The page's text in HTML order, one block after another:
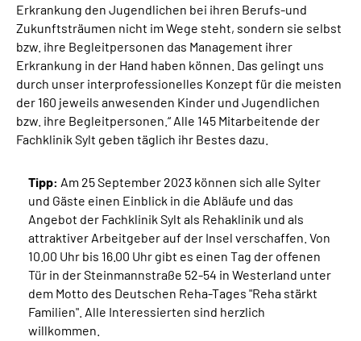
Erkrankung den Jugendlichen bei ihren Berufs-und
Zukunftsträumen nicht im Wege steht, sondern sie selbst
bzw. ihre Begleitpersonen das Management ihrer
Erkrankung in der Hand haben können. Das gelingt uns
durch unser interprofessionelles Konzept für die meisten
der 160 jeweils anwesenden Kinder und Jugendlichen
bzw. ihre Begleitpersonen.“ Alle 145 Mitarbeitende der
Fachklinik Sylt geben täglich ihr Bestes dazu.
Tipp: Am 25 September 2023 können sich alle Sylter
und Gäste einen Einblick in die Abläufe und das
Angebot der Fachklinik Sylt als Rehaklinik und als
attraktiver Arbeitgeber auf der Insel verschaffen. Von
10.00 Uhr bis 16.00 Uhr gibt es einen Tag der offenen
Tür in der Steinmannstraße 52-54 in Westerland unter
dem Motto des Deutschen Reha-Tages "Reha stärkt
Familien". Alle Interessierten sind herzlich
willkommen.